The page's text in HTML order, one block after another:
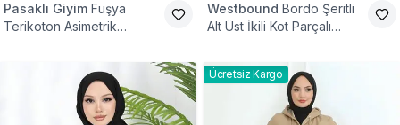
Pasaklı Giyim Fuşya
Terikoton Asimetrik
Westbound Bordo Şeritli
Alt Üst İkili Kot Parçalı
Ücretsiz Kargo